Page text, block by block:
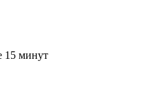
15 минут